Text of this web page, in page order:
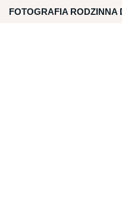
SkipFOTOGRAFIA